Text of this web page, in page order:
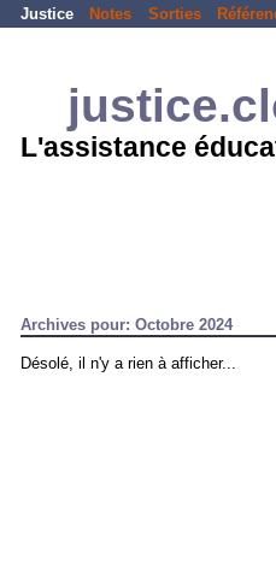
Justice Notes Sorties
L'assistance
Archives pour: Octobre 2024
Désolé, il n'y a rien à afficher...